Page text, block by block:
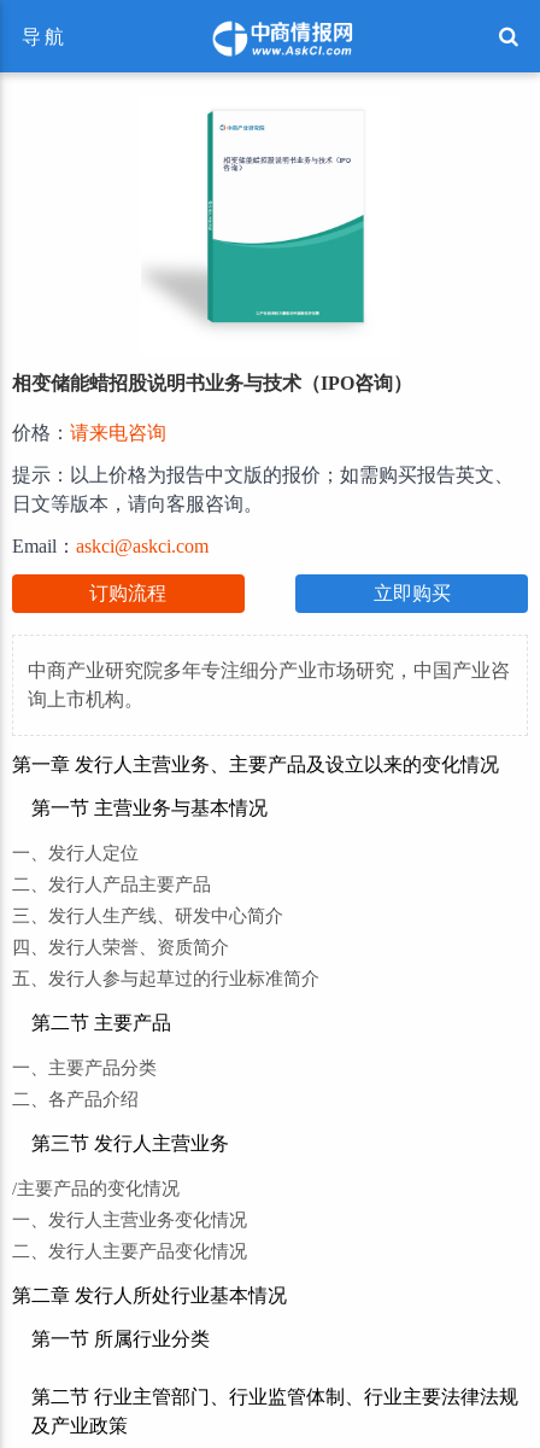
导航
相变储能蜡招股说明书业务与技术（IPO咨询）
价格： 请来电咨询
提示：以上价格为报告中文版的报价；如需购买报告英文、
日文等版本，请向客服咨询。
Email： askci@askci.com
订购流程 立即购买
中商产业研究院多年专注细分产业市场研究，中国产业咨
询上市机构。
第一章 发行人主营业务、主要产品及设立以来的变化情况
第一节 主营业务与基本情况
一、发行人定位
二、发行人产品主要产品
三、发行人生产线、研发中心简介
四、发行人荣誉、资质简介
五、发行人参与起草过的行业标准简介
第二节 主要产品
一、主要产品分类
二、各产品介绍
第三节 发行人主营业务
/主要产品的变化情况
一、发行人主营业务变化情况
二、发行人主要产品变化情况
第二章 发行人所处行业基本情况
第一节 所属行业分类
第二节 行业主管部门、行业监管体制、行业主要法律法规
及产业政策